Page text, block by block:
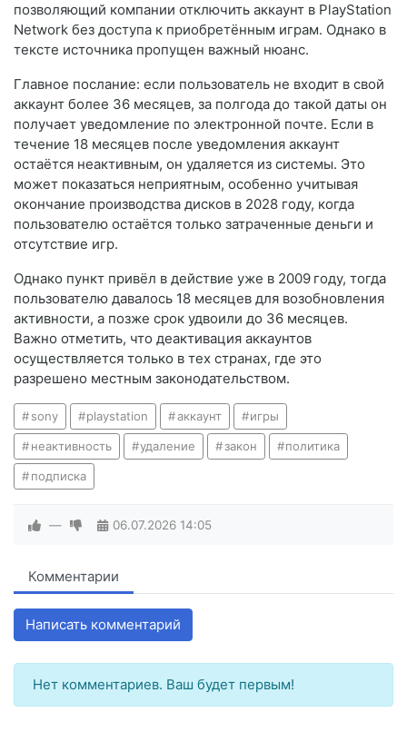
позволяющий компании отключить аккаунт в PlayStation
Network без доступа к приобретённым играм. Однако в
тексте источника пропущен важный нюанс.
Главное послание: если пользователь не входит в свой
аккаунт более 36 месяцев, за полгода до такой даты он
получает уведомление по электронной почте. Если в
течение 18 месяцев после уведомления аккаунт
остаётся неактивным, он удаляется из системы. Это
может показаться неприятным, особенно учитывая
окончание производства дисков в 2028 году, когда
пользователю остаётся только затраченные деньги и
отсутствие игр.
Однако пункт привёл в действие уже в 2009 году, тогда
пользователю давалось 18 месяцев для возобновления
активности, а позже срок удвоили до 36 месяцев.
Важно отметить, что деактивация аккаунтов
осуществляется только в тех странах, где это
разрешено местным законодательством.
sony playstation аккаунт игры
неактивность удаление закон политика
подписка
— 06.07.2026 14:05
Комментарии
Написать комментарий
Нет комментариев. Ваш будет первым!